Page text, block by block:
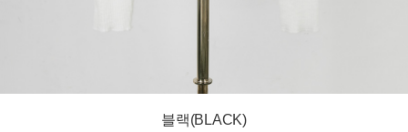
블랙(BLACK)